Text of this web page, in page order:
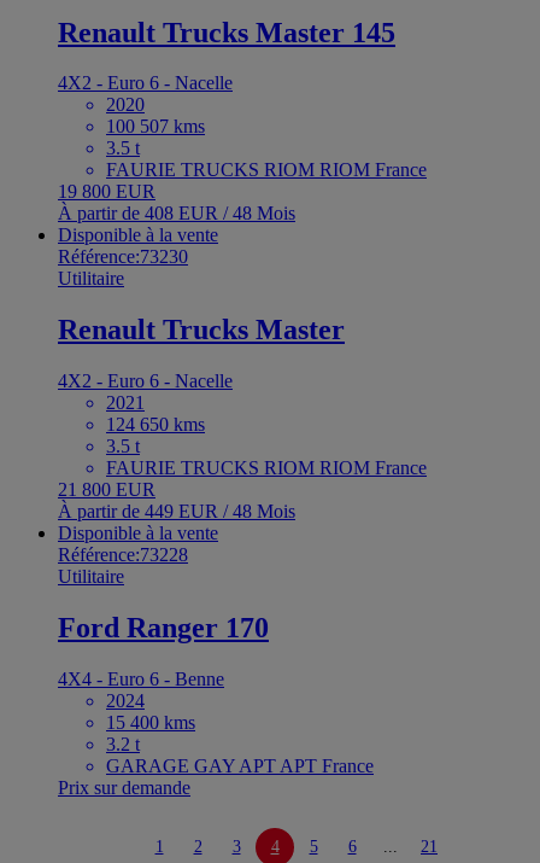
Renault Trucks Master 145
4X2 - Euro 6 - Nacelle
2020
100 507 kms
3.5 t
FAURIE TRUCKS RIOM RIOM France
19 800 EUR
À partir de 408 EUR / 48 Mois
Disponible à la vente
Référence:73230
Utilitaire
Renault Trucks Master
4X2 - Euro 6 - Nacelle
2021
124 650 kms
3.5 t
FAURIE TRUCKS RIOM RIOM France
21 800 EUR
À partir de 449 EUR / 48 Mois
Disponible à la vente
Référence:73228
Utilitaire
Ford Ranger 170
4X4 - Euro 6 - Benne
2024
15 400 kms
3.2 t
GARAGE GAY APT APT France
Prix sur demande
1 2 3 4 5 6 ... 21